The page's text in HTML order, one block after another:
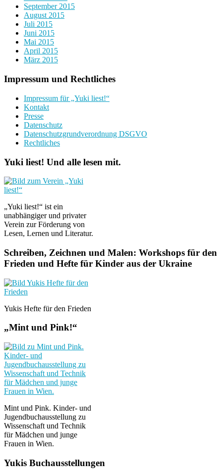
September 2015
August 2015
Juli 2015
Juni 2015
Mai 2015
April 2015
März 2015
Impressum und Rechtliches
Impressum für „Yuki liest!“
Kontakt
Presse
Datenschutz
Datenschutzgrundverordnung DSGVO
Rechtliches
Yuki liest! Und alle lesen mit.
„Yuki liest!“ ist ein
unabhängiger und privater
Verein zur Förderung von
Lesen, Lernen und Literatur.
Schreiben, Zeichnen und Malen: Workshops für den
Frieden und Hefte für Kinder aus der Ukraine
Yukis Hefte für den Frieden
„Mint und Pink!“
Mint und Pink. Kinder- und
Jugendbuchausstellung zu
Wissenschaft und Technik
für Mädchen und junge
Frauen in Wien.
Yukis Buchausstellungen